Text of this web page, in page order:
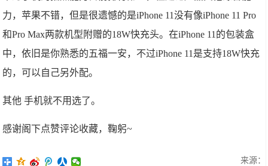
力，苹果不错，但是很遗憾的是iPhone 11没有像iPhone 11 Pro
和Pro Max两款机型附赠的18W快充头。在iPhone 11的包装盒
中，依旧是你熟悉的五福一安，不过iPhone 11是支持18W快充
的，可以自己另外配。
其他 手机就不用选了。
感谢阁下点赞评论收藏，鞠躬~
来源：